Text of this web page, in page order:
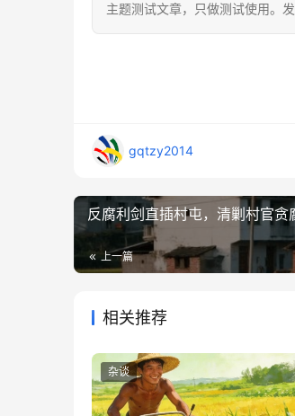
主题测试文章，只做测试使用。
gqtzy2014
反腐利剑直插村屯，清剿村官贪
上一篇
相关推荐
杂谈